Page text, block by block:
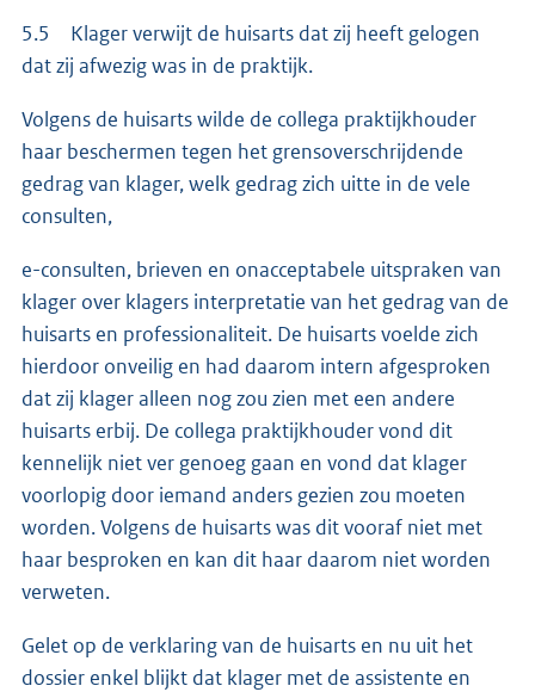
5.5 Klager verwijt de huisarts dat zij heeft gelogen
dat zij afwezig was in de praktijk.
Volgens de huisarts wilde de collega praktijkhouder
haar beschermen tegen het grensoverschrijdende
gedrag van klager, welk gedrag zich uitte in de vele
consulten,
e-consulten, brieven en onacceptabele uitspraken van
klager over klagers interpretatie van het gedrag van de
huisarts en professionaliteit. De huisarts voelde zich
hierdoor onveilig en had daarom intern afgesproken
dat zij klager alleen nog zou zien met een andere
huisarts erbij. De collega praktijkhouder vond dit
kennelijk niet ver genoeg gaan en vond dat klager
voorlopig door iemand anders gezien zou moeten
worden. Volgens de huisarts was dit vooraf niet met
haar besproken en kan dit haar daarom niet worden
verweten.
Gelet op de verklaring van de huisarts en nu uit het
dossier enkel blijkt dat klager met de assistente en